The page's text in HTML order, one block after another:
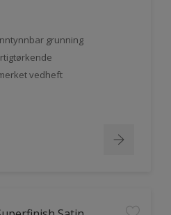
grunning
vedheft